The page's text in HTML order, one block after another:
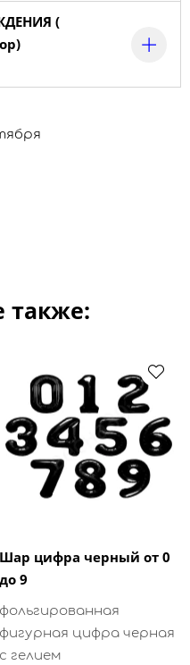
(
также:
Шар цифра черный от 0
до 9
фольгированная
фигурная цифра черная
с гелием